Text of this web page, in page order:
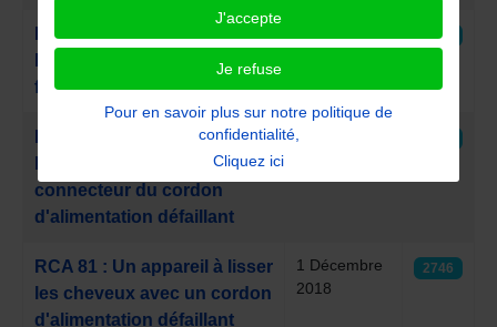
RCA 83 : Un appareil à lisser
fusible électrique défaillant
2805
RCA 82 : Un appareil à lisser
connecteur du cordon
d'alimentation défaillant
1 Décembre
RCA 81 : Un appareil à lisser
les cheveux avec un cordon
d'alimentation défaillant
1 Décembre
2018
2746
J'accepte
Je refuse
Pour en savoir plus sur notre politique de
confidentialité,
Cliquez ici